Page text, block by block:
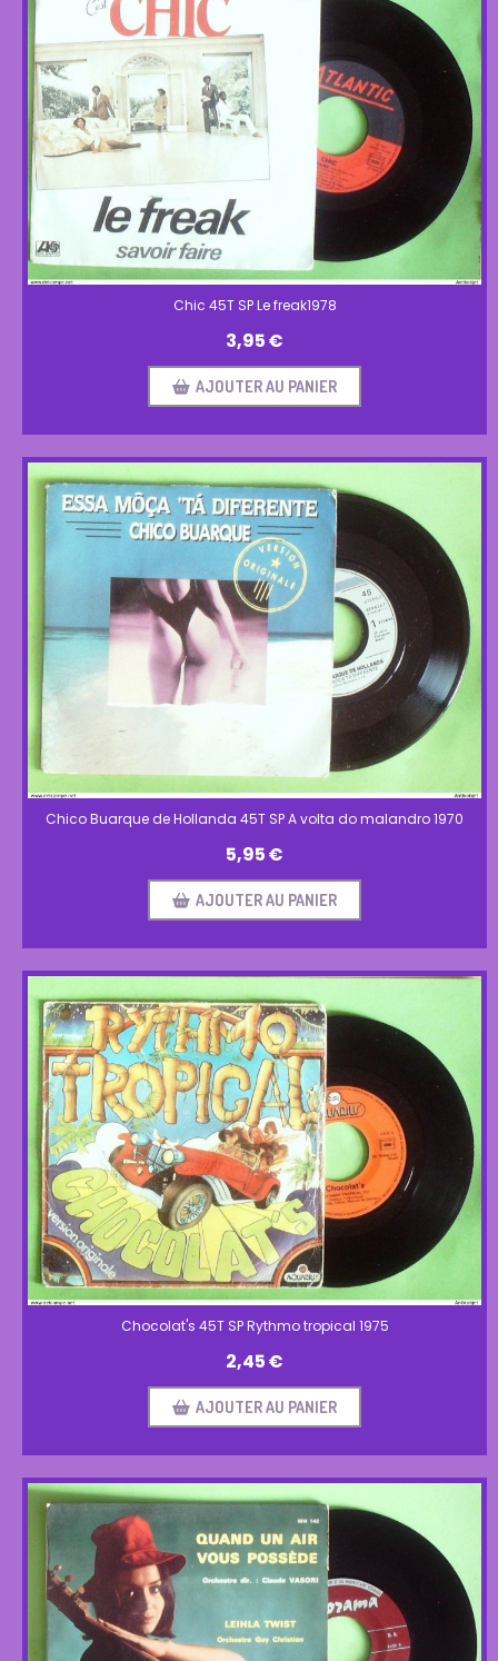
Chic 45T SP Le freak1978
3,95€
AJOUTER AU PANIER
Chico Buarque de Hollanda 45T SP A volta do malandro 1970
5,95€
AJOUTER AU PANIER
Chocolat's 45T SP Rythmo tropical 1975
2,45€
AJOUTER AU PANIER